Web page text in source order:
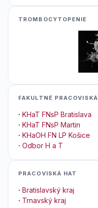
TROMBOCYTOPENIE
FAKULTNÉ PRACOVISKÁ
· KHaT FNsP Bratislava
· KHaT FNsP Martin
· KHaOH FN LP Košice
· Odbor H a T
PRACOVISKÁ HAT
· Bratislavský kraj
· Trnavský kraj